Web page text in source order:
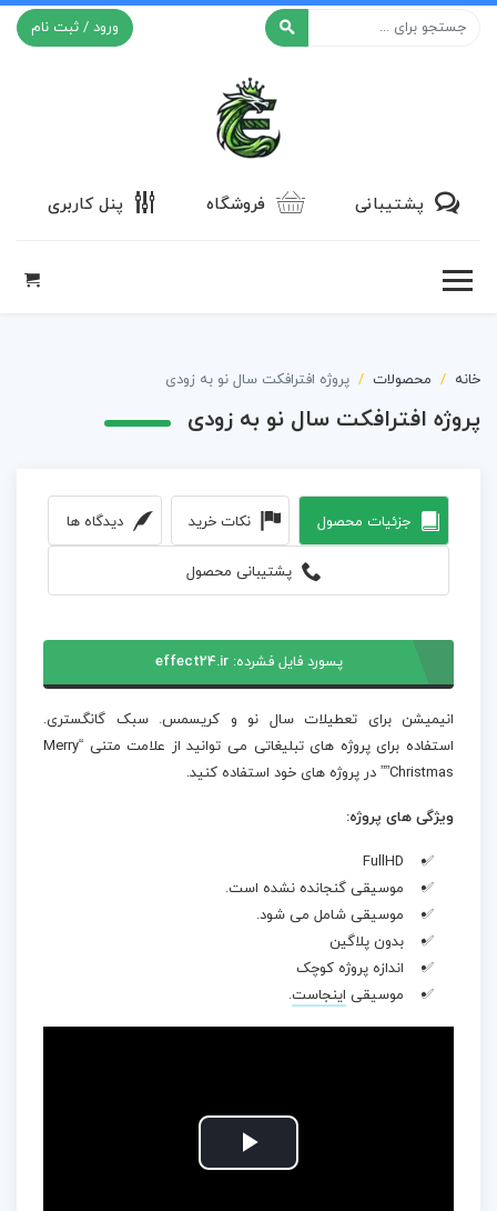
ورود / ثبت نام
پشتیبانی فروشگاه پنل کاربری
خانه محصولات پروژه افترافکت سال نو به زودی
پروژه افترافکت سال نو به زودی
جزئیات محصول نکات خرید دیدگاه ها
پشتیبانی محصول
پسورد فایل فشرده:effect24.ir
انیمیشن برای تعطیلات سال نو و کریسمس. سبک گانگستری.
استفاده برای پروژه های تبلیغاتی می توانید از علامت متنی “Merry
Christmas”” در پروژه های خود استفاده کنید.
ویژگی های پروژه:
FullHD
موسیقی گنجانده نشده است.
موسیقی شامل می شود.
بدون پلاگین
اندازه پروژه کوچک
موسیقی اینجاست.
Play